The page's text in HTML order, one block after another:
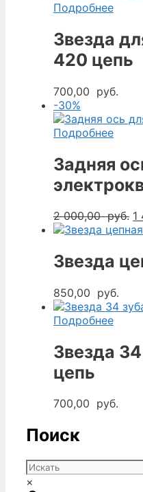
Подробнее
Звезда
420 цепь
700,00 руб.
-30%
Подробнее
Задняя
2 000,00руб.
2
1
Звезда
850,00 руб.
Подробнее
Звезда
цепь
700,00 руб.
Поиск
×